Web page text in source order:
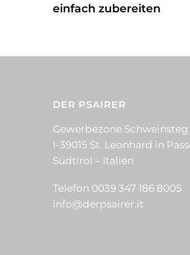
einfach zubereiten
DER PSAIRER
Gewerbezone Schweinsteg
I-39015 St. Leonhard in
Südtirol – Italien
Telefon 0039 347 186 8005
info@derpsairer.it